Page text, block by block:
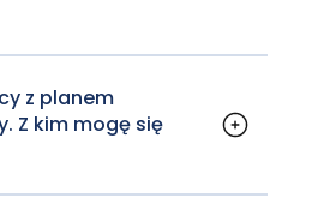
z planem
Z kim mogę się